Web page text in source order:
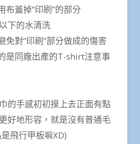
布蓋掉”印刷”的部分
下的水清洗
免對”印刷”部分做成的傷害
是同廠出產的T-shirt注意事
的手感初初摸上去正面有點
好地形容，就是沒有普通毛
飛行甲板嘛XD)